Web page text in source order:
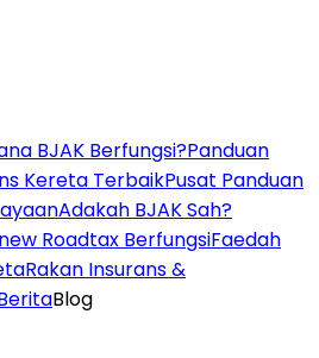
BJAK Berfungsi?Panduan
Kereta TerbaikPusat Panduan
Adakah BJAK Sah?
Roadtax BerfungsiFaedah
Rakan Insurans &
Blog